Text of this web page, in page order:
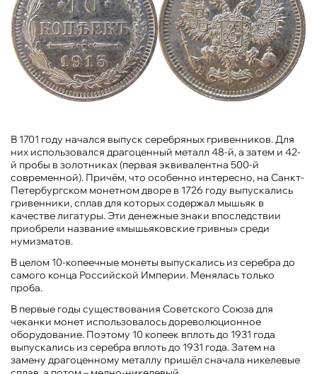
В 1701 году начался выпуск серебряных гривенников. Для
них использовался драгоценный металл 48-й, а затем и 42-
й пробы в золотниках (первая эквивалентна 500-й
современной). Причём, что особенно интересно, на Санкт-
Петербургском монетном дворе в 1726 году выпускались
гривенники, сплав для которых содержал мышьяк в
качестве лигатуры. Эти денежные знаки впоследствии
приобрели название «мышьяковские гривны» среди
нумизматов.
В целом 10-копеечные монеты выпускались из серебра до
самого конца Российской Империи. Менялась только
проба.
В первые годы существования Советского Союза для
чеканки монет использовалось дореволюционное
оборудование. Поэтому 10 копеек вплоть до 1931 года
выпускались из серебра вплоть до 1931 года. Затем на
замену драгоценному металлу пришёл сначала никелевые